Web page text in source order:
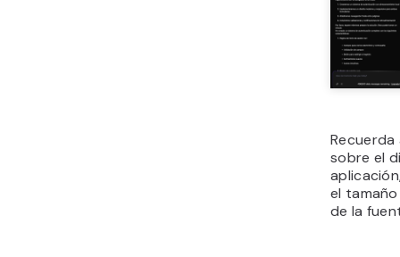
sobre el
el
de la